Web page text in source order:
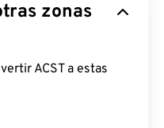
zonas
ACST a estas